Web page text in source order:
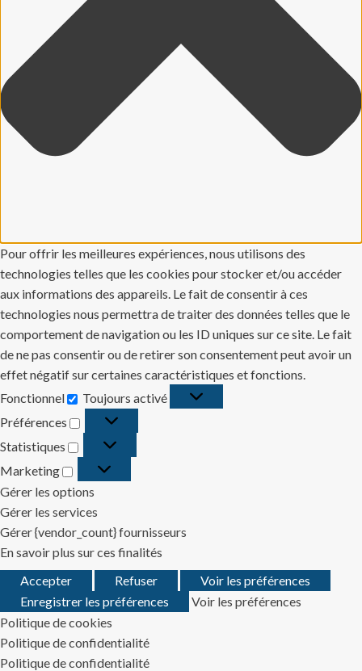
Pour offrir les meilleures expériences, nous utilisons des
technologies telles que les cookies pour stocker et/ou accéder
aux informations des appareils. Le fait de consentir à ces
technologies nous permettra de traiter des données telles que le
comportement de navigation ou les ID uniques sur ce site. Le fait
de ne pas consentir ou de retirer son consentement peut avoir un
effet négatif sur certaines caractéristiques et fonctions.
Fonctionnel
Fonctionnel
Toujours activé
Préférences
Préférences
Statistiques
Statistiques
Marketing
Marketing
Gérer les options
Gérer les services
Gérer {vendor_count} fournisseurs
En savoir plus sur ces finalités
Accepter
Refuser
Voir les préférences
Enregistrer les préférences
Voir les préférences
Politique de cookies
Politique de confidentialité
Politique de confidentialité